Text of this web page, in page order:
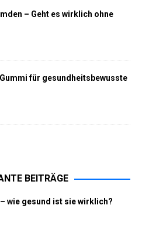
– Geht es wirklich ohne
für gesundheitsbewusste
BEITRÄGE
wie gesund ist sie wirklich?